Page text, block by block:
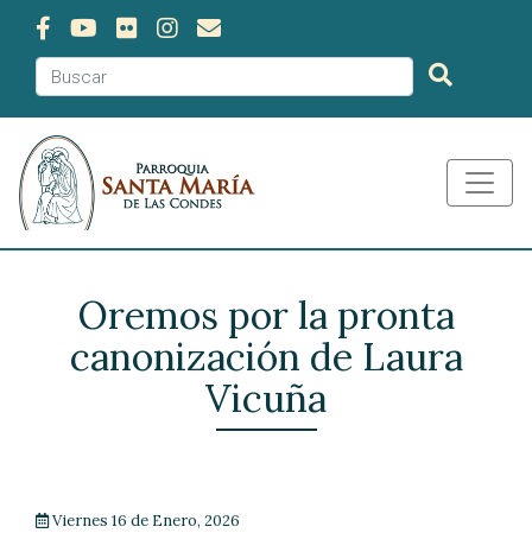
Oremos por la pronta
canonización de Laura
Vicuña
Viernes 16 de Enero, 2026